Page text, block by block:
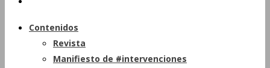
Contenidos
Revista
Manifiesto de #intervenciones